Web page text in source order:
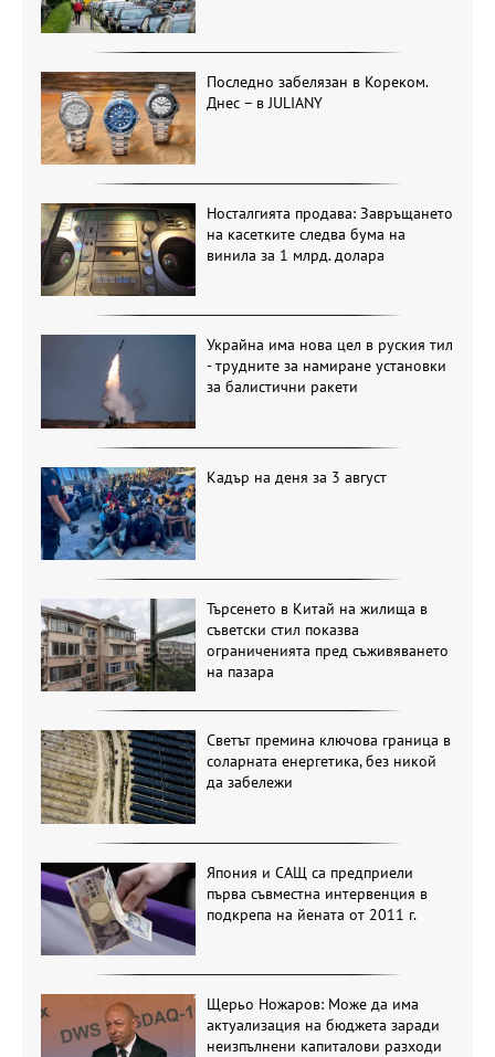
Последно забелязан в Кореком.
Днес – в JULIANY
Носталгията продава: Завръщането
на касетките следва бума на
винила за 1 млрд. долара
Украйна има нова цел в руския тил
- трудните за намиране установки
за балистични ракети
Кадър на деня за 3 август
Търсенето в Китай на жилища в
съветски стил показва
ограниченията пред съживяването
на пазара
Светът премина ключова граница в
соларната енергетика, без никой
да забележи
Япония и САЩ са предприели
първа съвместна интервенция в
подкрепа на йената от 2011 г.
Щерьо Ножаров: Може да има
актуализация на бюджета заради
неизпълнени капиталови разходи